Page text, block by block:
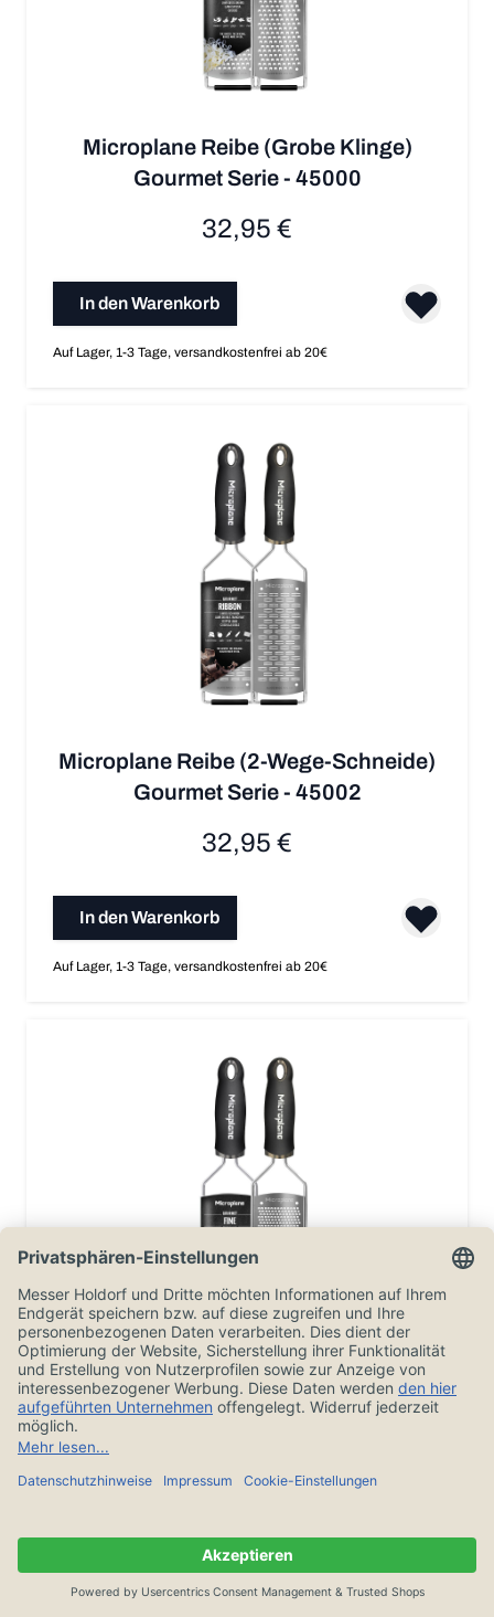
Microplane Reibe (Grobe Klinge)
Gourmet Serie - 45000
32,95 €
In den Warenkorb
Auf Lager, 1-3 Tage, versandkostenfrei ab 20€
Microplane Reibe (2-Wege-Schneide)
Gourmet Serie - 45002
32,95 €
In den Warenkorb
Auf Lager, 1-3 Tage, versandkostenfrei ab 20€
Microplane Reibe (Feine Klinge)
Gourmet Serie - 45004